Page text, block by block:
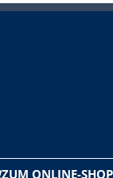
ZUM ONLINE-SHOP